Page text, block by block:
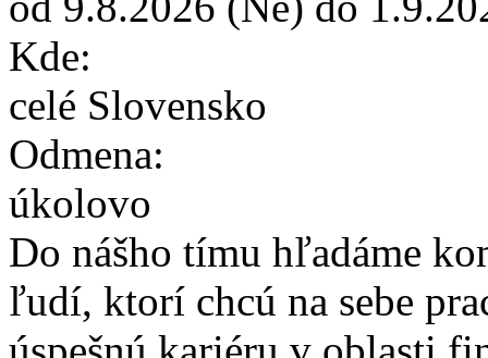
Kde:
celé Slovensko
Odmena:
úkolovo
Do nášho tímu hľadáme
ľudí, ktorí chcú na sebe